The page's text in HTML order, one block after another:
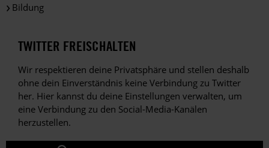
Bildung
TWITTER FREISCHALTEN
Wir respektieren deine Privatsphäre und stellen deshalb
ohne dein Einverständnis keine Verbindung zu Twitter
her. Hier kannst du deine Einstellungen verwalten, um
eine Verbindung zu den Social-Media-Kanälen
herzustellen.